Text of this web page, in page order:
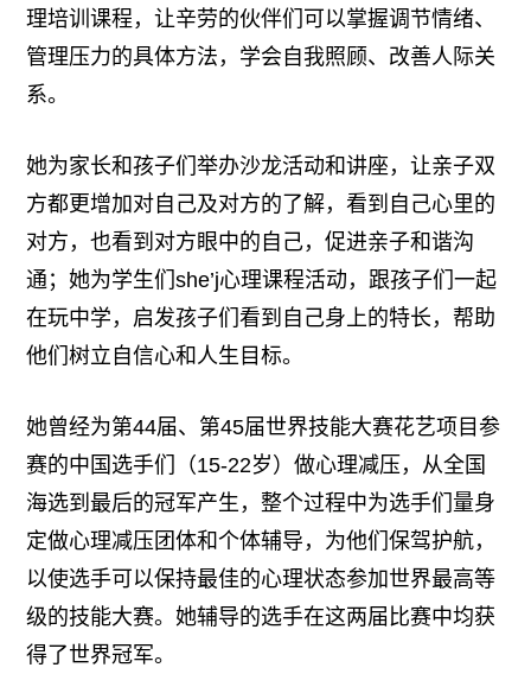
理培训课程，让辛劳的伙伴们可以掌握调节情绪、
管理压力的具体方法，学会自我照顾、改善人际关
系。
她为家长和孩子们举办沙龙活动和讲座，让亲子双
方都更增加对自己及对方的了解，看到自己心里的
对方，也看到对方眼中的自己，促进亲子和谐沟
通；她为学生们she’j心理课程活动，跟孩子们一起
在玩中学，启发孩子们看到自己身上的特长，帮助
他们树立自信心和人生目标。
她曾经为第44届、第45届世界技能大赛花艺项目参
赛的中国选手们（15-22岁）做心理减压，从全国
海选到最后的冠军产生，整个过程中为选手们量身
定做心理减压团体和个体辅导，为他们保驾护航，
以使选手可以保持最佳的心理状态参加世界最高等
级的技能大赛。她辅导的选手在这两届比赛中均获
得了世界冠军。